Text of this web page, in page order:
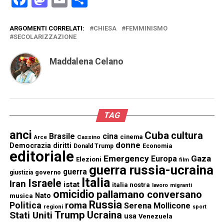
ARGOMENTI CORRELATI: CHIESA
FEMMINISMO
SECOLARIZZAZIONE
Maddalena Celano
TAG
anci Arce Brasile Cassino cina cinema Cuba cultura
Democrazia diritti Donald Trump donne Economia
editoriale Elezioni Emergency Europa film Gaza
giustizia governo guerra guerra russia-ucraina
Iran Israele istat Italia italia nostra lavoro migranti
musica Nato omicidio pallamano conversano
Politica regioni roma Russia Serena Mollicone sport
Stati Uniti Trump Ucraina usa Venezuela